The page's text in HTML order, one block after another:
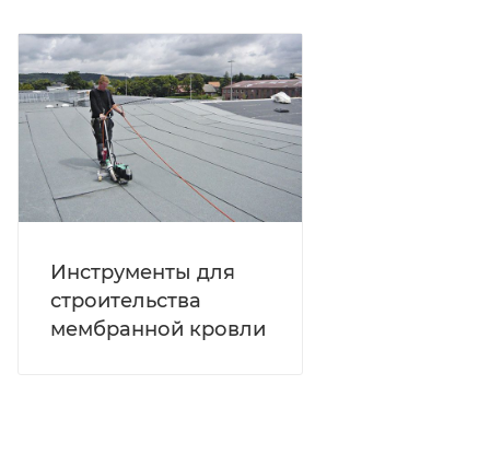
Инструменты для
строительства
мембранной кровли